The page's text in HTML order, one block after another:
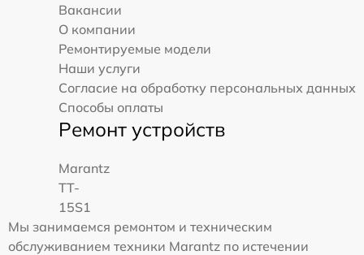
Вакансии
О компании
Ремонтируемые модели
Наши услуги
Согласие на обработку персональных данных
Способы оплаты
Ремонт устройств
Marantz
TT-
15S1
Мы занимаемся ремонтом и техническим
обслуживанием техники Marantz по истечении